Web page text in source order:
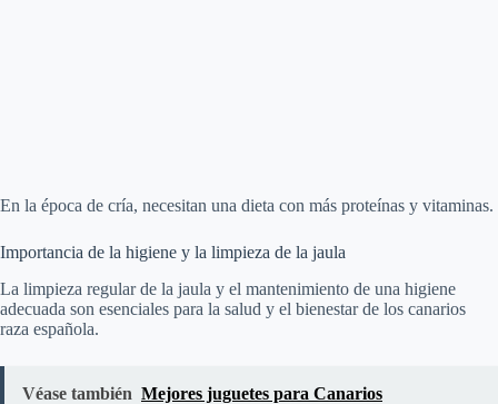
En la época de cría, necesitan una dieta con más proteínas y vitaminas.
Importancia de la higiene y la limpieza de la jaula
La limpieza regular de la jaula y el mantenimiento de una higiene
adecuada son esenciales para la salud y el bienestar de los canarios
raza española.
Véase también Mejores juguetes para Canarios